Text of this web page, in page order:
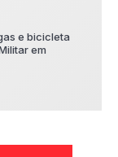
e bicicleta
em